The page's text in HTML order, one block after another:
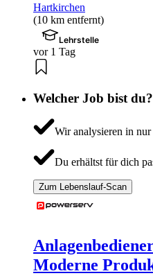
Hartkirchen
(10 km entfernt)
Lehrstelle
vor 1 Tag
Welcher Job bist du?
Wir analysieren in
Du erhältst für dich
Zum Lebenslauf-Scan
Moderne